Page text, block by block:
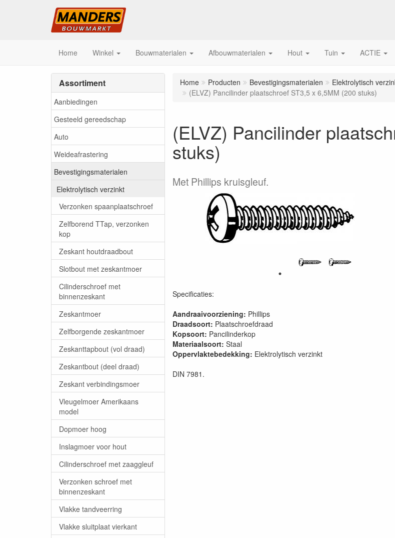
Home Winkel Bouwmaterialen Afbouwmaterialen Hout Tuin ACTIE
Assortiment
Aanbiedingen
Gesteeld gereedschap
Auto
Weideafrastering
Bevestigingsmaterialen
Elektrolytisch verzinkt
Verzonken spaanplaatschroef
Zelfborend TTap, verzonken
kop
Zeskant houtdraadbout
Slotbout met zeskantmoer
Cilinderschroef met
binnenzeskant
Zeskantmoer
Zelfborgende zeskantmoer
Zeskanttapbout (vol draad)
Zeskantbout (deel draad)
Zeskant verbindingsmoer
Vleugelmoer Amerikaans
model
Dopmoer hoog
Inslagmoer voor hout
Cilinderschroef met zaaggleuf
Verzonken schroef met
binnenzeskant
Vlakke tandveerring
Vlakke sluitplaat vierkant
Home Producten Bevestigingsmaterialen Elektrolytisch
(ELVZ) Pancilinder plaatschroef ST3,5 x 6,5MM (200 stuks)
(ELVZ) Pancilinder
stuks)
Met Phillips kruisgleuf.
Specificaties:
Aandraaivoorziening: Phillips
Draadsoort: Plaatschroefdraad
Kopsoort: Pancilinderkop
Materiaalsoort: Staal
Oppervlaktebedekking: Elektrolytisch verzinkt
DIN 7981.